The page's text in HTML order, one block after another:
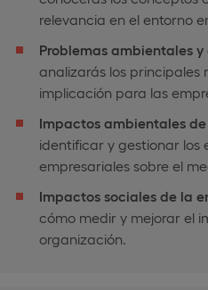
relevancia en el entorno
Problemas ambientales
analizarás los principales
implicación para las
Impactos ambientales
identificar y gestionar los
empresariales sobre el
Impactos sociales de la
cómo medir y mejorar el
organización.